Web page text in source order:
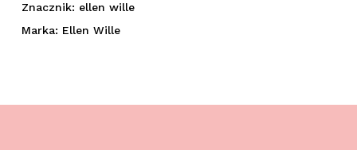
Znacznik: ellen wille
Marka: Ellen Wille